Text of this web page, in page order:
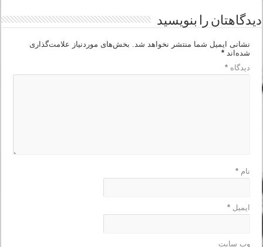
دیدگاهتان را بنویسید
نشانی ایمیل شما منتشر نخواهد شد. بخش‌های موردنیاز علامت‌گذاری
شده‌اند*
دیدگاه*
نام*
ایمیل*
وب‌ سایت